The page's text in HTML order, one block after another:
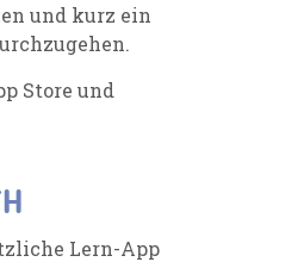
und kurz ein
Store und
Lern-App